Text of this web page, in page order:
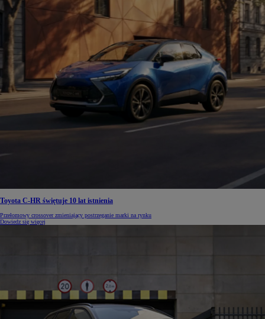
Toyota C-HR świętuje 10 lat istnienia
Przełomowy crossover zmieniający postrzeganie marki na rynku
Dowiedz się więcej